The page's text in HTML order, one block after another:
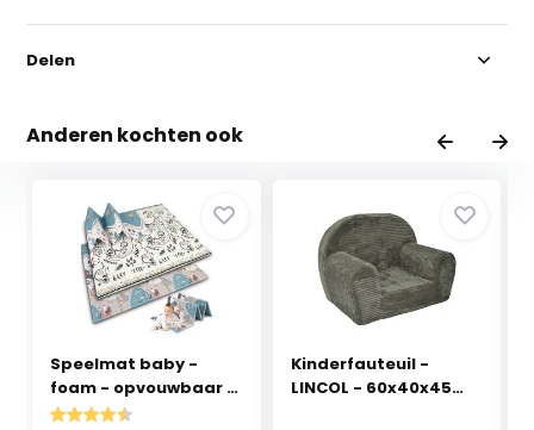
Delen
Anderen kochten ook
Speelmat baby -
foam - opvouwbaar -
2...
Kinderfauteuil -
LINCOL - 60x40x45